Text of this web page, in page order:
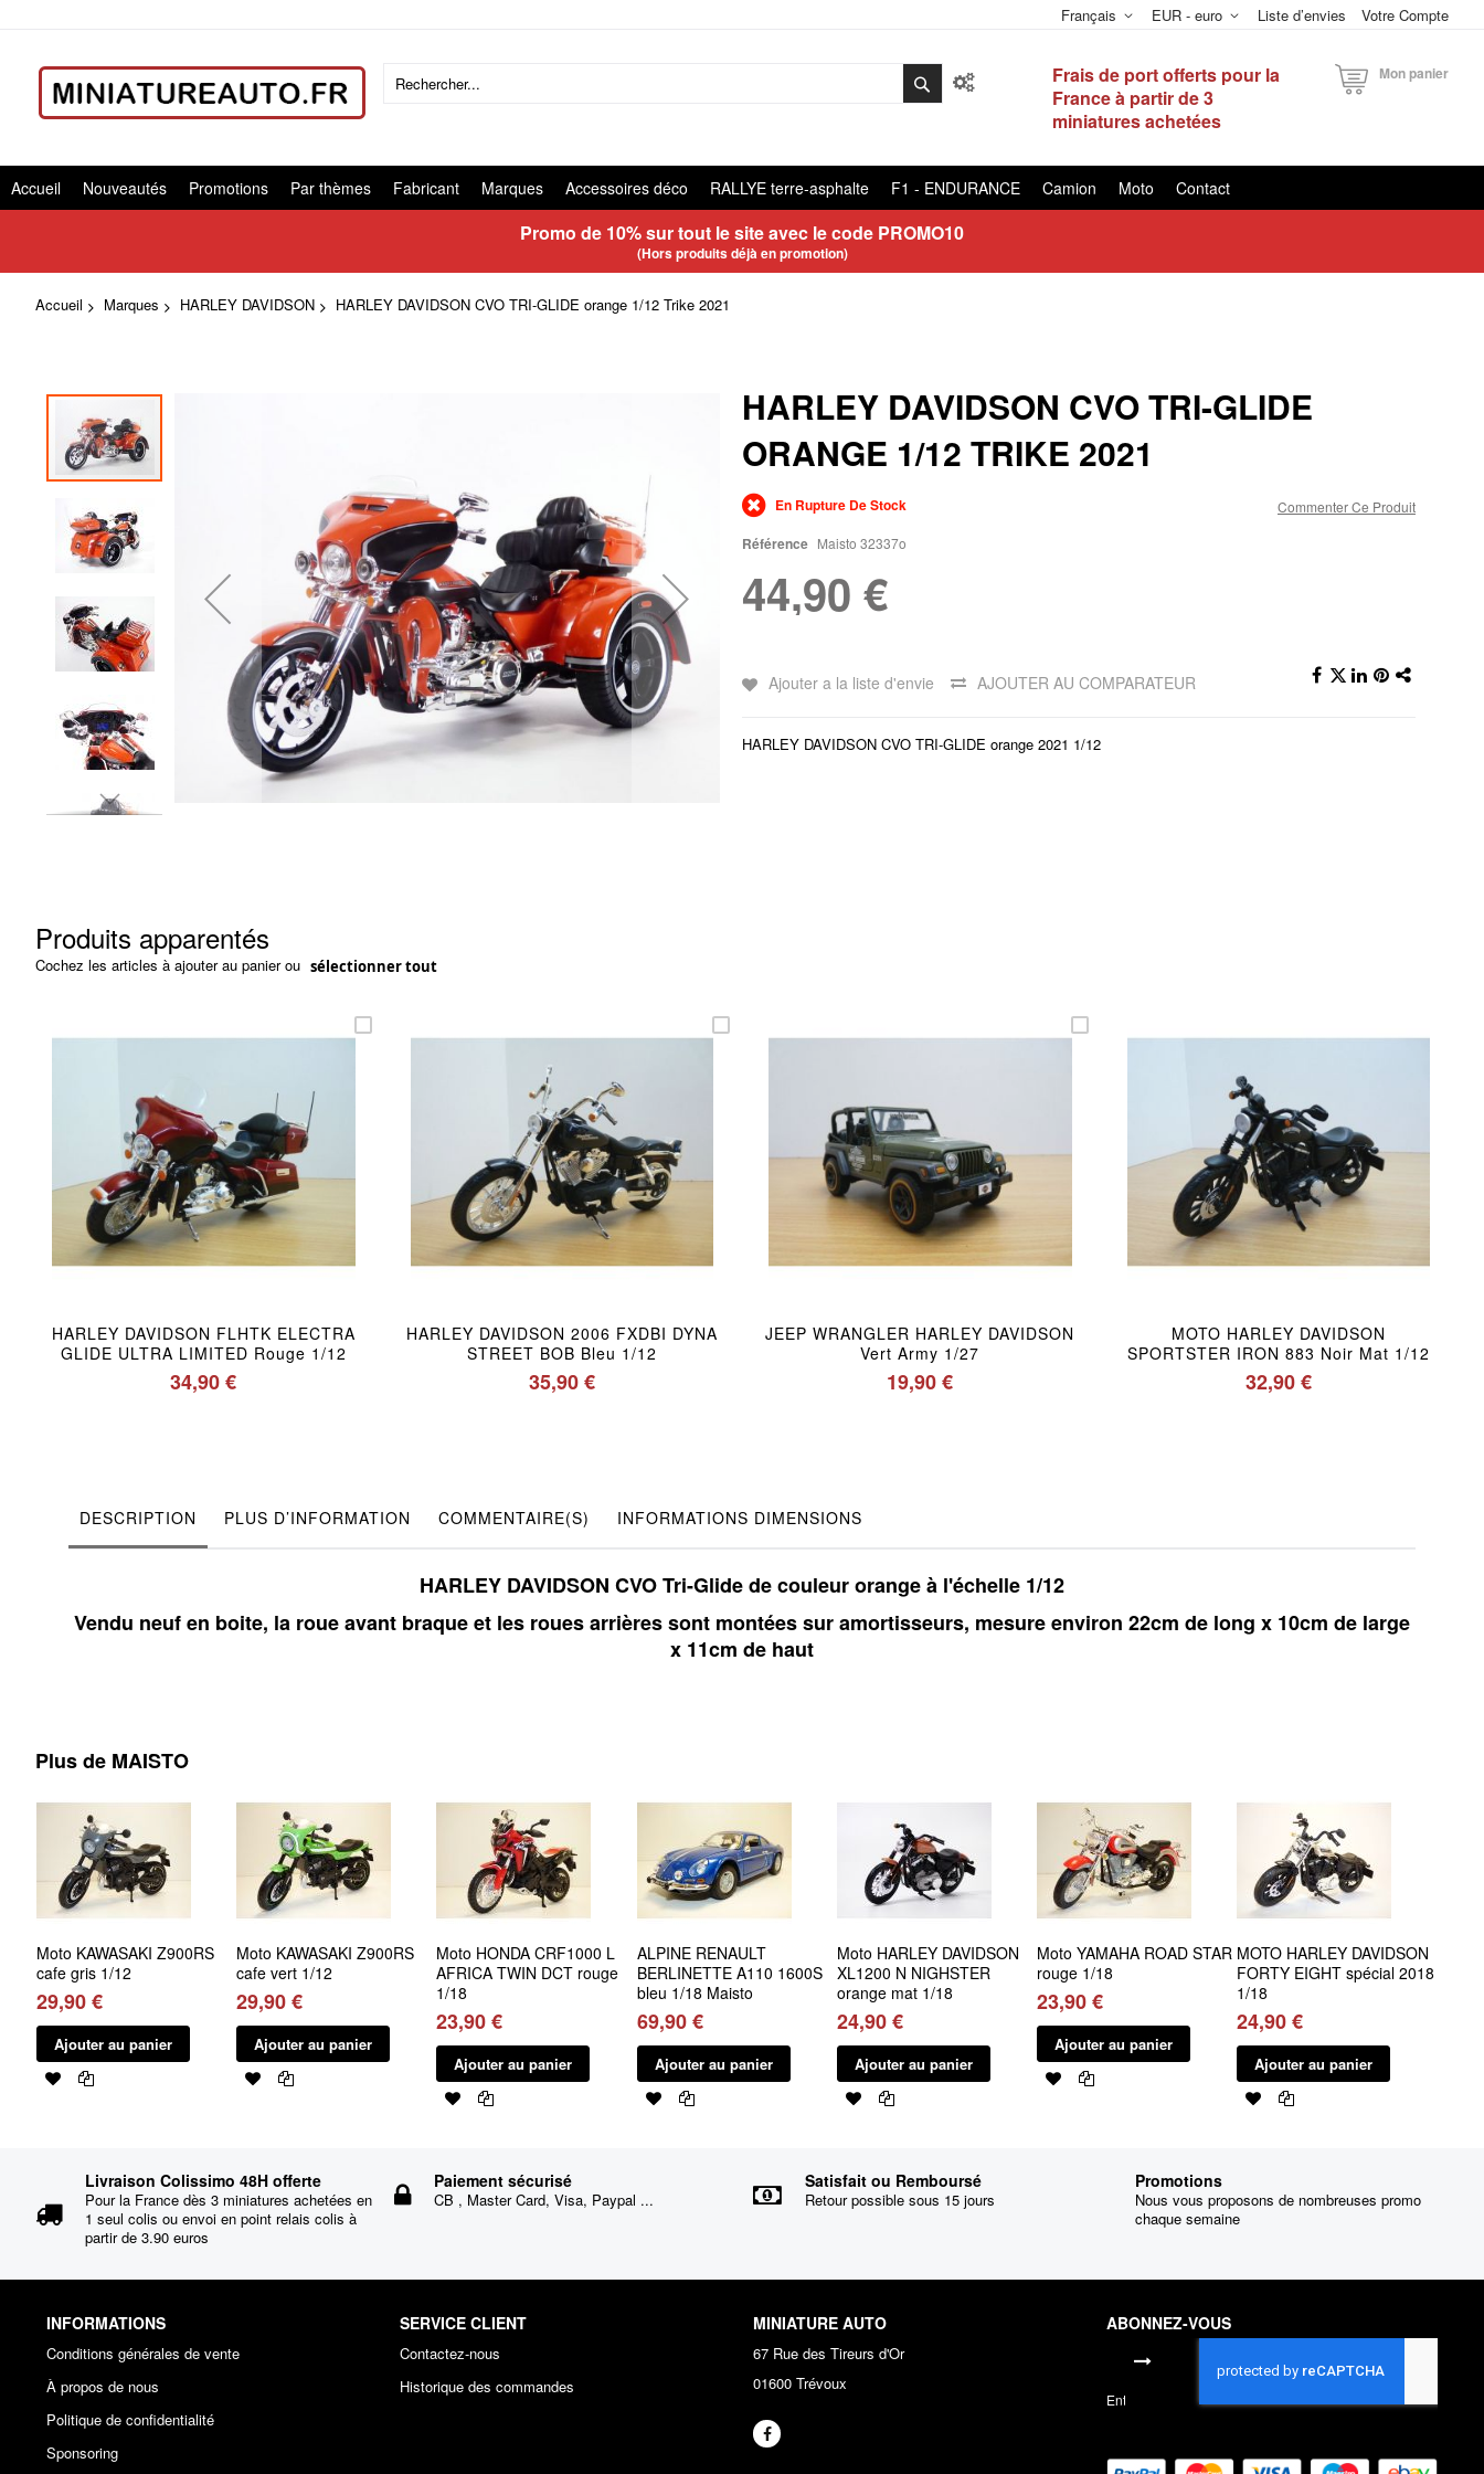
Liste d’envies Votre Compte
EUR - euro
Français
Frais de port offerts pour la
France à partir de 3
miniatures achetées
Mon panier
Accueil Nouveautés Promotions Par thèmes Fabricant Marques Accessoires déco RALLYE terre-asphalte F1 - ENDURANCE Camion Moto Contact
Promo de 10% sur tout le site avec le code PROMO10
(Hors produits déjà en promotion)
Accueil Marques HARLEY DAVIDSON HARLEY DAVIDSON CVO TRI-GLIDE orange 1/12 Trike 2021
Skip
end
the
gallery
images
gallery
HARLEY DAVIDSON CVO TRI-GLIDE
ORANGE 1/12 TRIKE 2021
Commenter Ce Produit
En Rupture De Stock
Référence Maisto 32337o
44,90 €
Ajouter a la liste d'envie AJOUTER AU COMPARATEUR
HARLEY DAVIDSON CVO TRI-GLIDE orange 2021 1/12
Produits apparentés
Cochez les articles à ajouter au panier ou sélectionner tout
HARLEY DAVIDSON FLHTK ELECTRA
GLIDE ULTRA LIMITED Rouge 1/12
34,90 €
HARLEY DAVIDSON 2006 FXDBI DYNA
STREET BOB Bleu 1/12
35,90 €
JEEP WRANGLER HARLEY DAVIDSON
Vert Army 1/27
19,90 €
MOTO HARLEY DAVIDSON
SPORTSTER IRON 883 Noir Mat 1/12
32,90 €
DESCRIPTION PLUS D’INFORMATION COMMENTAIRE(S) INFORMATIONS DIMENSIONS
HARLEY DAVIDSON CVO Tri-Glide de couleur orange à l'échelle 1/12
Vendu neuf en boite, la roue avant braque et les roues arrières sont montées sur amortisseurs, mesure environ 22cm de long x 10cm de large
x 11cm de haut
Plus de MAISTO
Moto KAWASAKI Z900RS
cafe gris 1/12
29,90 €
Ajouter au panier
Moto KAWASAKI Z900RS
cafe vert 1/12
29,90 €
Ajouter au panier
Moto HONDA CRF1000 L
AFRICA TWIN DCT rouge
1/18
23,90 €
Ajouter au panier
ALPINE RENAULT
BERLINETTE A110 1600S
bleu 1/18 Maisto
69,90 €
Ajouter au panier
Moto HARLEY DAVIDSON
XL1200 N NIGHSTER
orange mat 1/18
24,90 €
Ajouter au panier
Moto YAMAHA ROAD STAR
rouge 1/18
23,90 €
Ajouter au panier
MOTO HARLEY DAVIDSON
FORTY EIGHT spécial 2018
1/18
24,90 €
Ajouter au panier
Livraison Colissimo 48H offerte
Pour la France dès 3 miniatures achetées en
1 seul colis ou envoi en point relais colis à
partir de 3.90 euros
Paiement sécurisé
CB , Master Card, Visa, Paypal ...
Satisfait ou Remboursé
Retour possible sous 15 jours
Promotions
Nous vous proposons de nombreuses promo
chaque semaine
INFORMATIONS
Conditions générales de vente
À propos de nous
Politique de confidentialité
Sponsoring
SERVICE CLIENT
Contactez-nous
Historique des commandes
MINIATURE AUTO
67 Rue des Tireurs d'Or
01600 Trévoux
ABONNEZ-VOUS
à
d’information